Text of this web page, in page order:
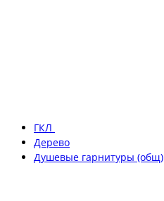
ГКЛ
Дерево
Душевые гарнитуры (общ)